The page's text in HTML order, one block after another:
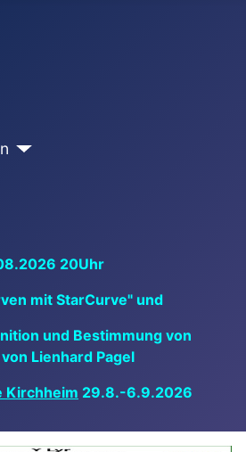
20Uhr
mit StarCurve" und
und Bestimmung von
Lienhard Pagel
Kirchheim 29.8.-6.9.2026